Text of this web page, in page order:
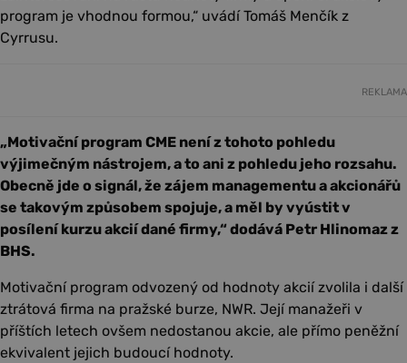
program je vhodnou formou,“ uvádí Tomáš Menčík z
Cyrrusu.
REKLAMA
„Motivační program CME není z tohoto pohledu
výjimečným nástrojem, a to ani z pohledu jeho rozsahu.
Obecně jde o signál, že zájem managementu a akcionářů
se takovým způsobem spojuje, a měl by vyústit v
posílení kurzu akcií dané firmy,“ dodává Petr Hlinomaz z
BHS.
Motivační program odvozený od hodnoty akcií zvolila i další
ztrátová firma na pražské burze, NWR. Její manažeři v
příštích letech ovšem nedostanou akcie, ale přímo peněžní
ekvivalent jejich budoucí hodnoty.